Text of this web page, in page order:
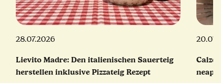
28.07.2026
Lievito Madre: Den italienischen Sauerteig
herstellen inklusive Pizzateig Rezept